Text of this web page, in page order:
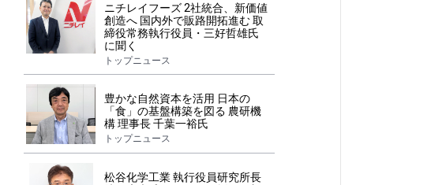
ニチレイフーズ 2社統合、新価値
創造へ 国内外で販路開拓進む 取
締役常務執行役員・三好哲雄氏
に聞く
トップニュース
豊かな自然資本を活用 日本の
「食」の基盤構築を図る 農研機
構 理事長 千葉一裕氏
トップニュース
松谷化学工業 執行役員研究所長